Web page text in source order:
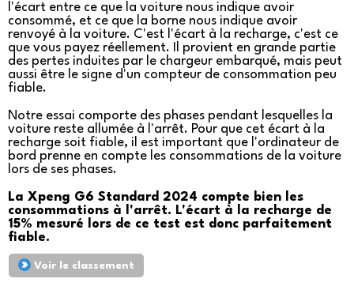
l'écart entre ce que la voiture nous indique avoir
consommé, et ce que la borne nous indique avoir
renvoyé à la voiture. C'est l'écart à la recharge, c'est ce
que vous payez réellement. Il provient en grande partie
des pertes induites par le chargeur embarqué, mais peut
aussi être le signe d'un compteur de consommation peu
fiable.
Notre essai comporte des phases pendant lesquelles la
voiture reste allumée à l'arrêt. Pour que cet écart à la
recharge soit fiable, il est important que l'ordinateur de
bord prenne en compte les consommations de la voiture
lors de ses phases.
La Xpeng G6 Standard 2024 compte bien les
consommations à l'arrêt. L'écart à la recharge de
15% mesuré lors de ce test est donc parfaitement
fiable.
Voir le classement